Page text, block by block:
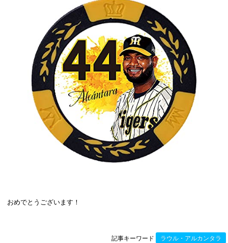
おめでとうございます！
記事キーワード ラウル・アルカンタラ